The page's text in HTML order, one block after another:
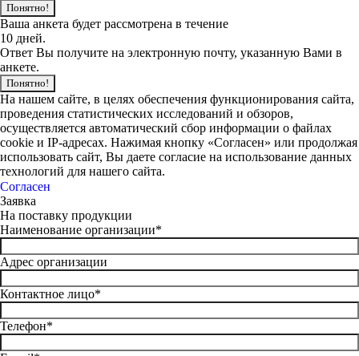
Понятно!
Ваша анкета будет рассмотрена в течение
10 дней.
Ответ Вы получите на электронную почту, указанную Вами в
анкете.
Понятно!
На нашем сайте, в целях обеспечения функционирования сайта,
проведения статистических исследований и обзоров,
осуществляется автоматический сбор информации о файлах
cookie и IP-адресах. Нажимая кнопку «Согласен» или продолжая
использовать сайт, Вы даете согласие на использование данных
технологий для нашего сайта.
Согласен
Заявка
На поставку продукции
Наименование организации*
Адрес организации
Контактное лицо*
Телефон*